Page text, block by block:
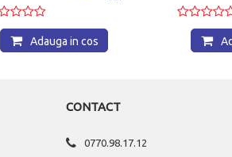
Adauga in cos
CONTACT
0770.98.17.12